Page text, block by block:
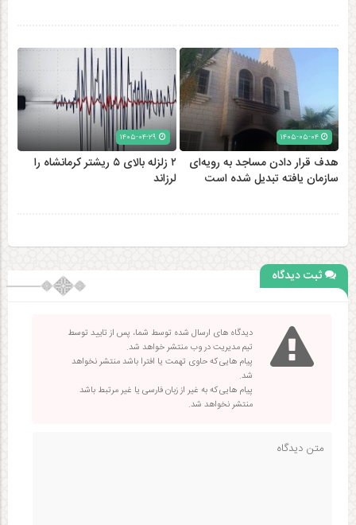
۱۴۰۵-۰۵-۰۴
هدف قرار دادن مساجد به رویه‌ای
سازمان‌ یافته تبدیل شده است
۲ زلزله‌ بالای ۵ ریشتر کرمانشاه را
لرزاند
ثبت دیدگاه
دیدگاه های ارسال شده توسط شما، پس از تایید توسط
تیم مدیریت در وب منتشر خواهد شد.
پیام هایی که حاوی تهمت یا افترا باشد منتشر نخواهد
شد.
پیام هایی که به غیر از زبان فارسی یا غیر مرتبط باشد
منتشر نخواهد شد.